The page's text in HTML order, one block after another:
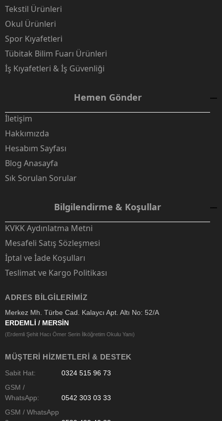
Tekstil Ürünleri
Okul Ürünleri
Spor Kıyafetleri
Tübitak Bilim Fuarı Ürünleri
İş Kıyafetleri & İş Güvenliği
Hemen Gönder
İletişim
Hakkımızda
Hesabım Sayfası
Blog Anasayfa
Sık Sorulan Sorular
Bilgilendirme & Koşullar
KVKK Aydınlatma Metni
Mesafeli Satış Sözleşmesi
İptal ve İade Koşulları
Teslimat ve Kargo Politikası
ADRES BILGILERIMIZ
Merkez Mh. Türbe Cad. Kalaycı Apt. Altı No: 52/A
ERDEMLİ / MERSİN
(Erdemli Şehit Hacı Ömer Serin İlköğretim Okulu Yanı)
MÜŞTERI HIZMETLERI & DESTEK
Sabit Hat:
0324 515 96 73
GSM /
WhatsApp:
0542 303 03 33
GSM / WhatsApp